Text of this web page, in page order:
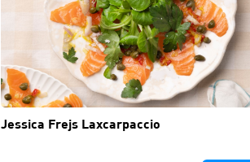
Jessica Frejs Laxcarpaccio